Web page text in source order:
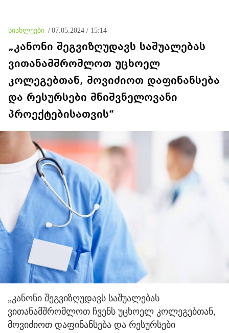
სიახლეები / 07.05.2024 / 15:14
„კანონი შეგვიზღუდავს საშუალებას
ვითანამშრომლოთ უცხოელ
კოლეგებთან, მოვიძიოთ დაფინანსება
და რესურსები მნიშვნელოვანი
პროექტებისათვის“
„კანონი შეგვიზღუდავს საშუალებას
ვითანამშრომლოთ ჩვენს უცხოელ კოლეგებთან,
მოვიძიოთ დაფინანსება და რესურსები